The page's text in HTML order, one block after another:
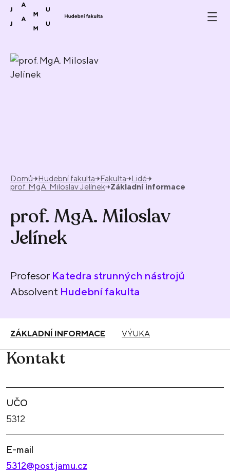
Přeskočit na obsah
Domů Hudební fakulta Fakulta
Lidé
prof. MgA. Miloslav Jelínek Základní informace
prof. MgA. Miloslav
Jelínek
Profesor Katedra strunných nástrojů
Absolvent Hudební fakulta
ZÁKLADNÍ INFORMACE VÝUKA
Kontakt
UČO
5312
E-mail
5312@post.jamu.cz